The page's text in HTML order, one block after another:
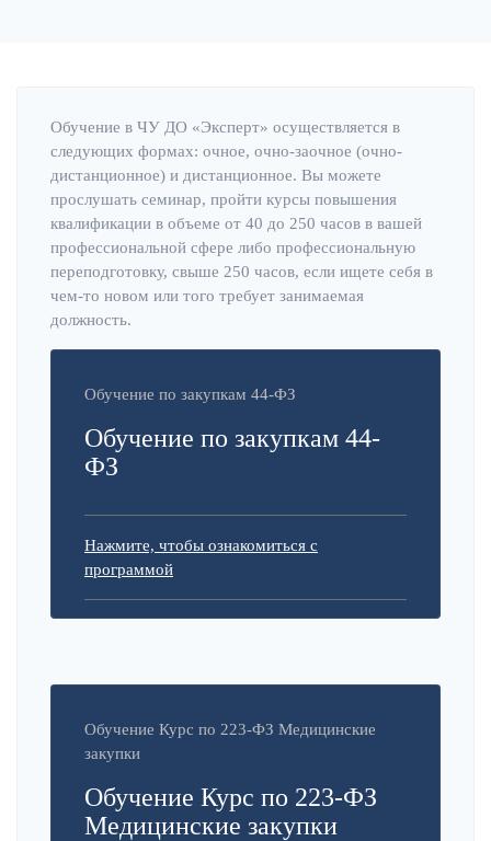
Обучение в ЧУ ДО «Эксперт» осуществляется в
следующих формах: очное, очно-заочное (очно-
дистанционное) и дистанционное. Вы можете
прослушать семинар, пройти курсы повышения
квалификации в объеме от 40 до 250 часов в вашей
профессиональной сфере либо профессиональную
переподготовку, свыше 250 часов, если ищете себя в
чем-то новом или того требует занимаемая
должность.
Обучение по закупкам 44-ФЗ
Обучение по закупкам 44-
ФЗ
Нажмите, чтобы ознакомиться с
программой
Обучение Курс по 223-ФЗ Медицинские
закупки
Обучение Курс по 223-ФЗ
Медицинские закупки